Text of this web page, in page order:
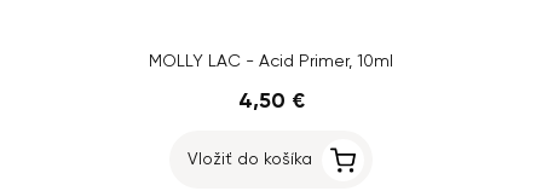
MOLLY LAC - Acid Primer, 10ml
4,50 €
Vložiť do košíka